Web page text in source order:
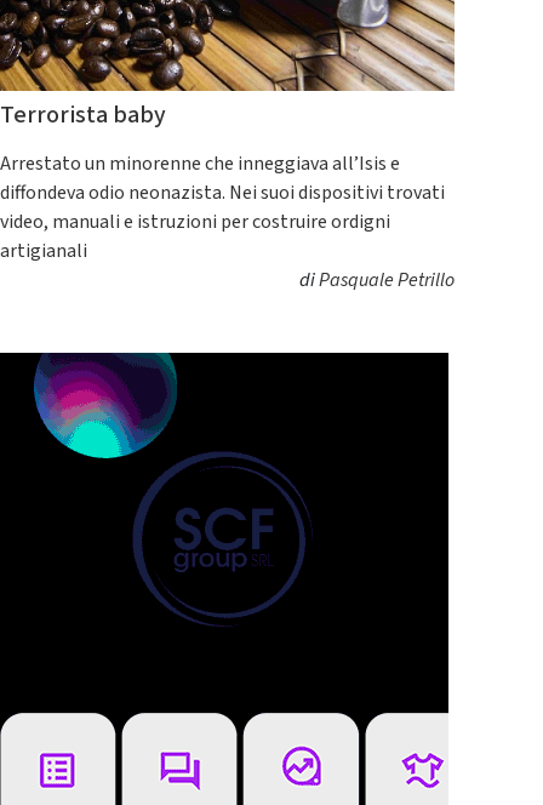
Terrorista baby
Arrestato un minorenne che inneggiava all’Isis e
diffondeva odio neonazista. Nei suoi dispositivi trovati
video, manuali e istruzioni per costruire ordigni
artigianali
diPasquale Petrillo